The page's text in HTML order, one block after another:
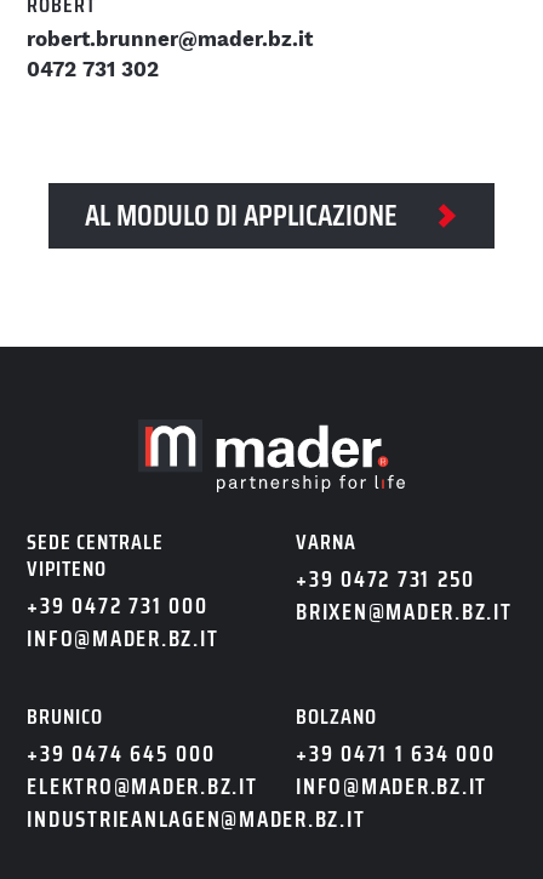
robert.brunner@mader.bz.it
0472 731 302
AL MODULO DI APPLICAZIONE
SEDE CENTRALE
VIPITENO
+39 0472 731 000
INFO@MADER.BZ.IT
VARNA
+39 0472 731 250
BRIXEN@MADER.BZ.IT
BRUNICO
+39 0474 645 000
ELEKTRO@MADER.BZ.IT
INDUSTRIEANLAGEN@MADER.BZ.IT
BOLZANO
+39 0471 1 634 000
INFO@MADER.BZ.IT